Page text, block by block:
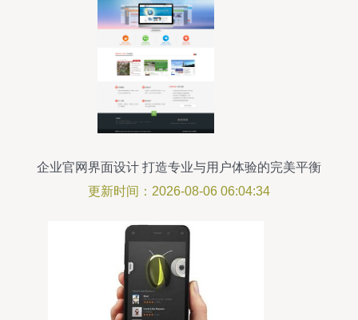
企业官网界面设计 打造专业与用户体验的完美平衡
更新时间：2026-08-06 06:04:34